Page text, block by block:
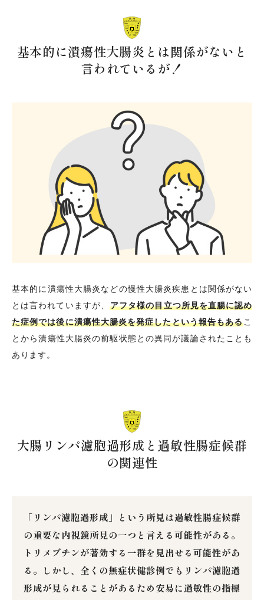
基本的に潰瘍性大腸炎とは関係がないと
言われているが！
基本的に潰瘍性大腸炎などの慢性大腸炎疾患とは関係がない
とは言われていますが、 アフタ様の目立つ所見を直腸に認め
た症例では後に潰瘍性大腸炎を発症したという報告もあるこ
とから潰瘍性大腸炎の前駆状態との異同が議論されたことも
あります。
大腸リンパ濾胞過形成と過敏性腸症候群
の関連性
「リンパ濾胞過形成」という所見は過敏性腸症候群
の重要な内視鏡所見の一つと言える可能性がある。
トリメブチンが著効する一群を見出せる可能性があ
る。しかし、全くの無症状健診例でもリンパ濾胞過
形成が見られることがあるため安易に過敏性の指標